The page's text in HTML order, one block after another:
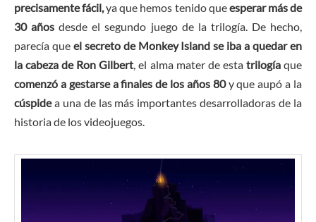
precisamente fácil,ya que hemos tenido queesperar más de
30 años desde el segundo juego de la trilogía. De hecho,
parecía que el secreto de Monkey Island se iba a quedar en
la cabeza de Ron Gilbert, el alma mater de esta trilogíaque
comenzó a gestarse a finales de los años 80y que aupó a la
cúspidea una de las más importantes desarrolladoras de la
historia de los videojuegos.